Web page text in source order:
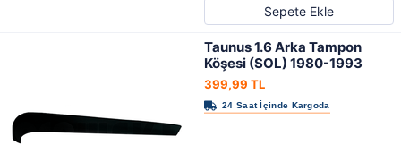
Sepete Ekle
Taunus 1.6 Arka Tampon
Köşesi (SOL) 1980-1993
399,99 TL